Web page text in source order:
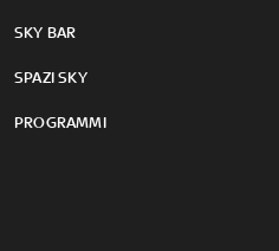
SKY BAR
SPAZI SKY
PROGRAMMI